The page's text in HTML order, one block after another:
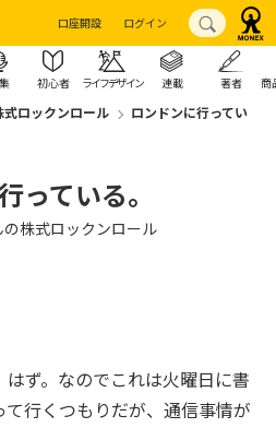
口座開設 ログイン
初心者 ライフデザイン 連載 著者 商
ロックンロール
ロンドンに行ってい
っている。
株式ロックンロール
ず。なのでこれは火曜日に書
行くつもりだが、通信事情が